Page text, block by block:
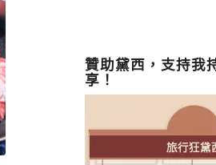
贊助黛西，支持我
享！